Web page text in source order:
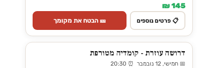
145 ₪
📋 פרטים נוספים 🎫 הבטח את מקומך
דרושה עוזרת - קומדיה מטורפת
📅 חמישי, 12 נובמבר ⏰ 20:30